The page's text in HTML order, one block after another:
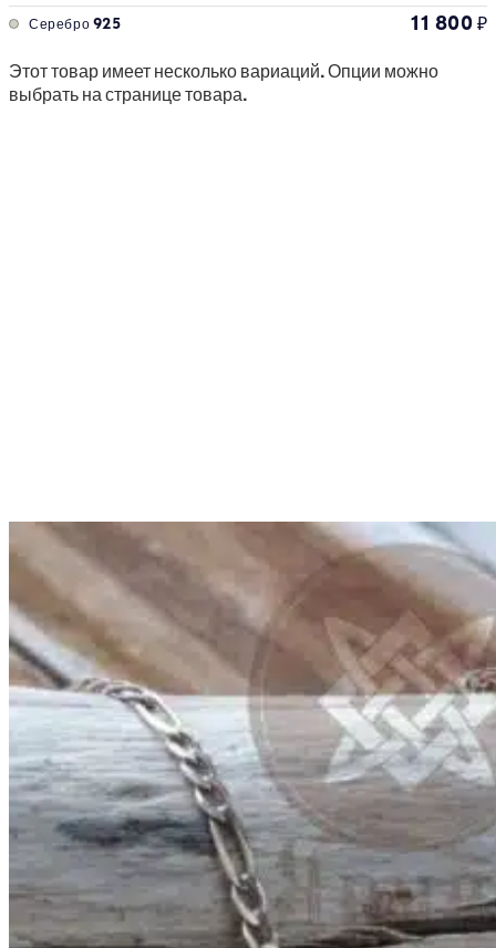
Серебро 925 11 800₽
Этот товар имеет несколько вариаций. Опции можно
выбрать на странице товара.